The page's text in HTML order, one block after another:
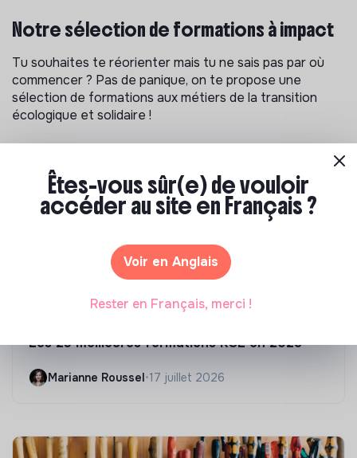
Notre sélection de formations à impact
Tu souhaites te réorienter mais tu ne sais pas par où
commencer ? Pas de panique, on te propose une
sélection de formations aux métiers de la transition
écologique et solidaire !
Les 25 meilleures formations RSE en 2026
Marianne Roussel•17 juillet 2026
Êtes-vous sûr(e) de vouloir
accéder au site en Français ?
Voir en Anglais
Rester en Français, merci !